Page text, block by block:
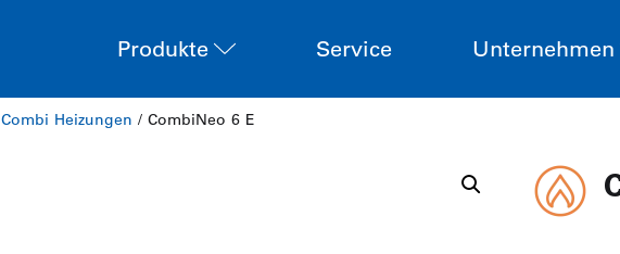
Produkte Service Unternehmen
Combi Heizungen / CombiNeo 6 E